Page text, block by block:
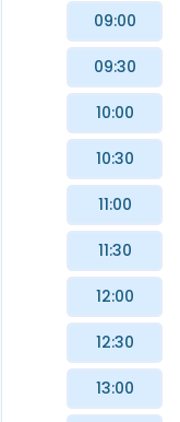
09:00
09:30
10:00
10:30
11:00
11:30
12:00
12:30
13:00